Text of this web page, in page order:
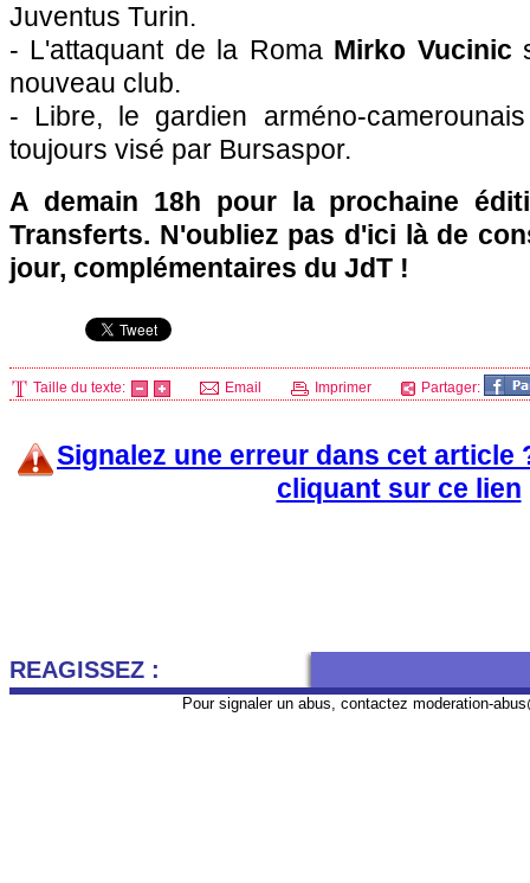
Juventus Turin.
- L'attaquant de la Roma Mirko Vucinic
nouveau club.
- Libre, le gardien arméno-
toujours visé par Bursaspor.
A demain 18h pour la prochaine
Transferts. N'oubliez pas d'ici là de
jour, complémentaires du JdT !
Taille du texte: Email Imprimer Partager:
Signalez une erreur dans cet article
cliquant sur ce lien
REAGISSEZ :
Pour signaler un abus, contactez moderation-